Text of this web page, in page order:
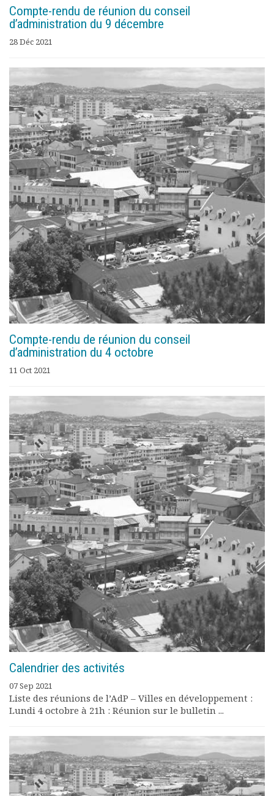
Compte-rendu de réunion du conseil
d’administration du 9 décembre
28 Déc 2021
Compte-rendu de réunion du conseil
d’administration du 4 octobre
11 Oct 2021
Calendrier des activités
07 Sep 2021
Liste des réunions de l’AdP – Villes en développement :
Lundi 4 octobre à 21h : Réunion sur le bulletin ...